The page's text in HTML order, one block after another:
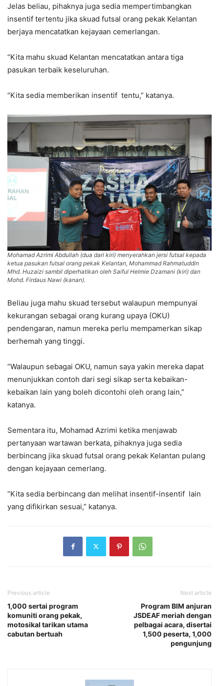
Jelas beliau, pihaknya juga sedia mempertimbangkan
insentif tertentu jika skuad futsal orang pekak Kelantan
berjaya mencatatkan kejayaan cemerlangan.
“Kita mahu skuad Kelantan mencatatkan antara tiga
pasukan terbaik keseluruhan.
“Kita sedia memberikan insentif tentu,” katanya.
Mohamad Azrimi Abdullah (dua dari kiri) menyerahkan jersi futsal kepada
ketua pasukan futsal orang pekak Kelantan, Mohammad Rahmatuddin
Mhd. Huzaizi sambil diperhatikan oleh Saiful Helmie Dzamani (kiri) dan
Mohd. Firdaus Nawi (kanan).
Beliau juga mahu skuad tersebut walaupun mempunyai
kekurangan sebagai orang kurang upaya (OKU)
pendengaran, namun mereka perlu mempamerkan sikap
berhemah yang tinggi.
“Walaupun sebagai OKU, namun saya yakin mereka dapat
menunjukkan contoh dari segi sikap serta kebaikan-
kebaikan lain yang boleh dicontohi oleh orang lain,”
katanya.
Sementara itu, Mohamad Azrimi ketika menjawab
pertanyaan wartawan berkata, pihaknya juga sedia
berbincang jika skuad futsal orang pekak Kelantan pulang
dengan kejayaan cemerlang.
“Kita sedia berbincang dan melihat insentif-insentif lain
yang difikirkan sesuai,” katanya.
Previous article
1,000 sertai program
komuniti orang pekak,
motosikal tarikan utama
cabutan bertuah
Next article
Program BIM anjuran
JSDEAF meriah dengan
pelbagai acara, disertai
1,500 peserta, 1,000
pengunjung